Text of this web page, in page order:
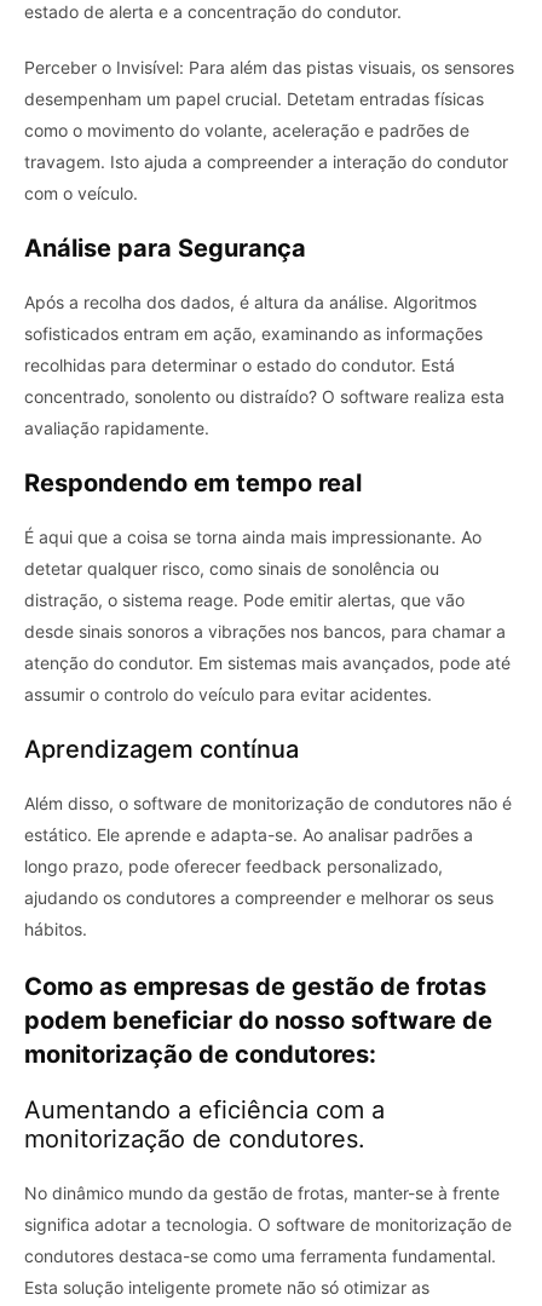
estado de alerta e a concentração do condutor.
Perceber o Invisível: Para além das pistas visuais, os sensores
desempenham um papel crucial. Detetam entradas físicas
como o movimento do volante, aceleração e padrões de
travagem. Isto ajuda a compreender a interação do condutor
com o veículo.
Análise para Segurança
Após a recolha dos dados, é altura da análise. Algoritmos
sofisticados entram em ação, examinando as informações
recolhidas para determinar o estado do condutor. Está
concentrado, sonolento ou distraído? O software realiza esta
avaliação rapidamente.
Respondendo em tempo real
É aqui que a coisa se torna ainda mais impressionante. Ao
detetar qualquer risco, como sinais de sonolência ou
distração, o sistema reage. Pode emitir alertas, que vão
desde sinais sonoros a vibrações nos bancos, para chamar a
atenção do condutor. Em sistemas mais avançados, pode até
assumir o controlo do veículo para evitar acidentes.
Aprendizagem contínua
Além disso, o software de monitorização de condutores não é
estático. Ele aprende e adapta-se. Ao analisar padrões a
longo prazo, pode oferecer feedback personalizado,
ajudando os condutores a compreender e melhorar os seus
hábitos.
Como as empresas de gestão de frotas
podem beneficiar do nosso software de
monitorização de condutores:
Aumentando a eficiência com a
monitorização de condutores.
No dinâmico mundo da gestão de frotas, manter-se à frente
significa adotar a tecnologia. O software de monitorização de
condutores destaca-se como uma ferramenta fundamental.
Esta solução inteligente promete não só otimizar as